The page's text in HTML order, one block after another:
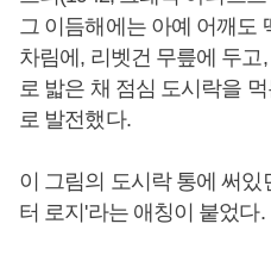
그 이듬해에는 아예 어깨도
차림에, 리벳건 무릎에 두고
로 밟은 채 점심 도시락을
로 발전했다.
이 그림의 도시락 통에 써있
터 로지'라는 애칭이 붙었다.